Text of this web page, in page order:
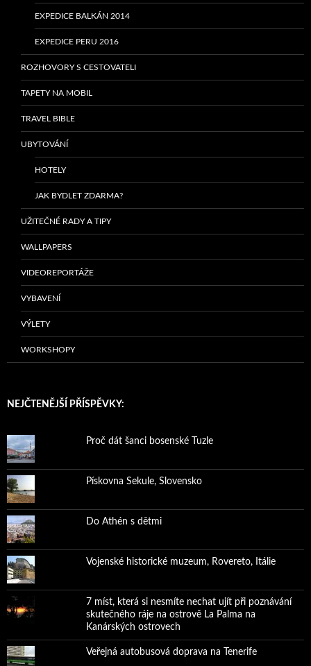
EXPEDICE BALKÁN 2014
EXPEDICE PERU 2016
ROZHOVORY S CESTOVATELI
TAPETY NA MOBIL
TRAVEL BIBLE
UBYTOVÁNÍ
HOTELY
JAK BYDLET ZDARMA?
UŽITEČNÉ RADY A TIPY
WALLPAPERS
VIDEOREPORTÁŽE
VYBAVENÍ
VÝLETY
WORKSHOPY
NEJČTENĚJŠÍ PŘÍSPĚVKY:
Proč dát šanci bosenské Tuzle
Pískovna Sekule, Slovensko
Do Athén s dětmi
Vojenské historické muzeum, Rovereto, Itálie
7 míst, která si nesmíte nechat ujít při poznávání
skutečného ráje na ostrově La Palma na
Kanárských ostrovech
Veřejná autobusová doprava na Tenerife